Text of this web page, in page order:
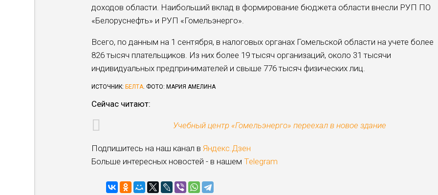
доходов области. Наибольший вклад в формирование бюджета области внесли РУП ПО
«Белоруснефть» и РУП «Гомельэнерго».
Всего, по данным на 1 сентября, в налоговых органах Гомельской области на учете более
826 тысяч плательщиков. Из них более 19 тысяч организаций, около 31 тысячи
индивидуальных предпринимателей и свыше 776 тысяч физических лиц.
ИСТОЧНИК: БЕЛТА. ФОТО: МАРИЯ АМЕЛИНА
Сейчас читают:
Учебный центр «Гомельэнерго» переехал в новое здание
Подпишитесь на наш канал в Яндекс.Дзен
Больше интересных новостей - в нашем Telegram